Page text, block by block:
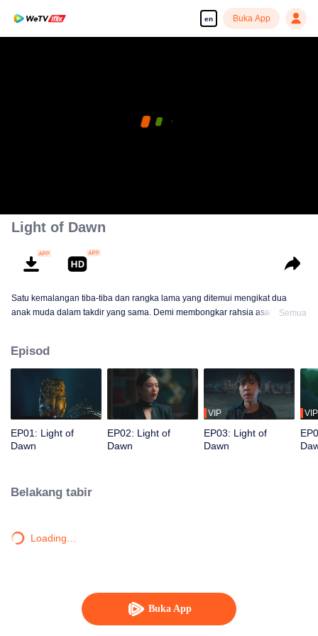
en Buka App
Buka App
Light of Dawn
Satu kemalangan tiba-tiba dan rangka lama yang ditemui mengikat dua
anak muda dalam takdir yang sama. Demi membongkar rahsia asal-usul,Semua
Episod
EP01: Light of
Dawn
EP02: Light of
Dawn
VIP
EP03: Light of
Dawn
VIP
Belakang tabir
Loading…